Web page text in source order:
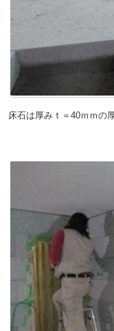
床石は厚みｔ＝40ｍｍの